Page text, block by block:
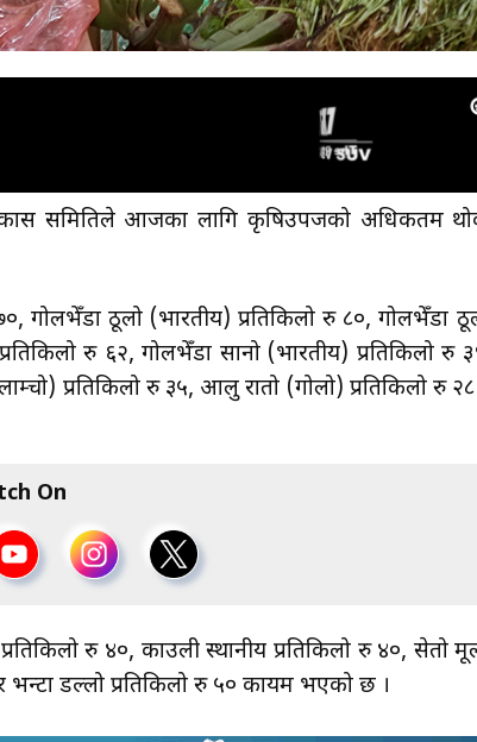
समितिले आजका लागि कृषिउपजको अधिकतम
गोलभेँडा ठूलो (भारतीय) प्रतिकिलो रु ८०, गोलभेँडा
रु ६२, गोलभेँडा सानो (भारतीय) प्रतिकिलो रु
प्रतिकिलो रु ३५, आलु रातो (गोलो) प्रतिकिलो रु
On
रु ४०, काउली स्थानीय प्रतिकिलो रु ४०, सेतो
र भन्टा डल्लो प्रतिकिलो रु ५० कायम भएको छ ।